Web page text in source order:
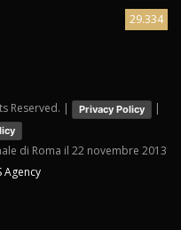
29.334
Reserved. | Privacy Policy
di Roma il 22 novembre 2013
Agency